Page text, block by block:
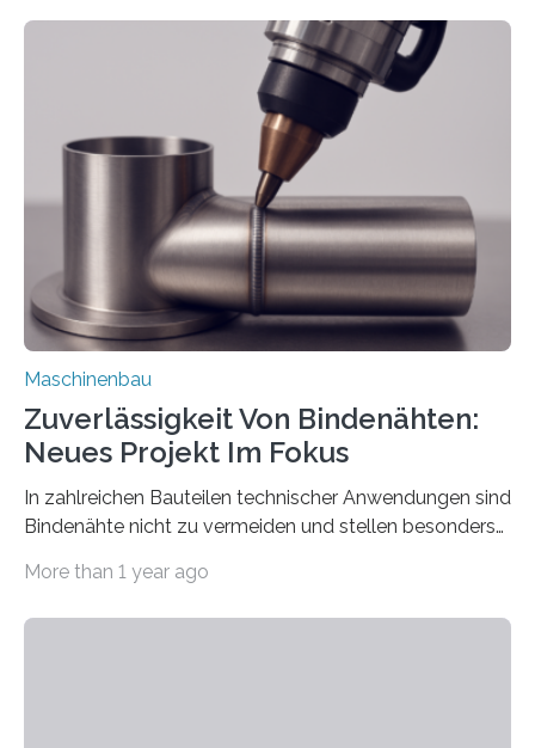
Teile als eine Einheit verpacken. Die Anordnung kann
der Benutzer vorgeben und erhält so mehr Kontrolle
über die Positionierung der Bauteile. Die ebenfalls neue
Automatisierungsschnittstelle dient dazu, die Software
besser in spezifische Unternehmensprozesse
einzubinden. Sankt Augustin – Zur Messe FACHPACK
vom 23. bis 25. September in Nürnberg…
Maschinenbau
Zuverlässigkeit Von Bindenähten:
Neues Projekt Im Fokus
In zahlreichen Bauteilen technischer Anwendungen sind
Bindenähte nicht zu vermeiden und stellen besonders
Matrixmaterials eine große Herausforderung dar.
More than 1 year ago